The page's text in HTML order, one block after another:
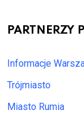
PARTNERZY
Informacje
Trójmiasto
Miasto Rumia